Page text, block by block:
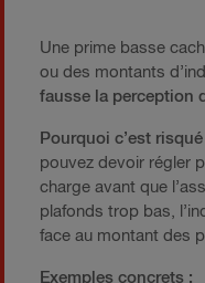
Une prime basse
ou des montants
fausse la perception
Pourquoi c’est risqué
pouvez devoir régler
charge avant que
plafonds trop bas,
face au montant des
Exemples concrets :